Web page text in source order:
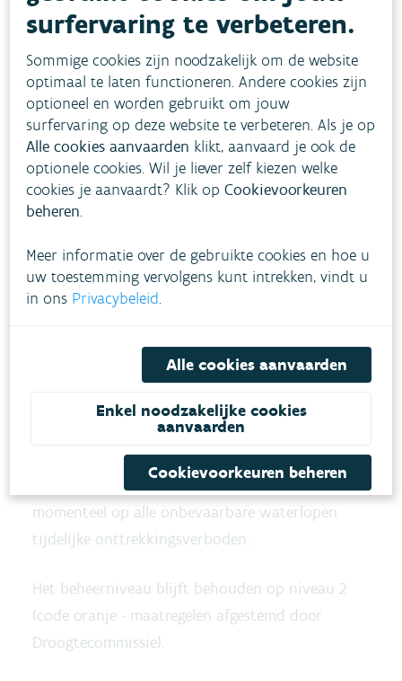
week weer wisselvallig met regen- en buienzones.
Hierdoor wordt verwacht dat de toestand niet
zal verergeren.
In heel Vlaanderen leveren waterbeheerders (o.a.
De Vlaamse Waterweg, provincies, polders en de
VMM) de noodzakelijke inspanningen met
verschillende waterbesparende maatregelen
dichtzetten watervangen, terugpompen van
schutwater, schutbeperkingen, …).
verschillende waterwegen tijdelijke onttrekkings-
en recreatieverboden. Ter bescherming van
waardevolle natuur gelden tijdelijke
onttrekkingsverboden in afgesloten meanders.
Op advies van de Droogtecommissie gelden
momenteel op alle onbevaarbare waterlopen
tijdelijke onttrekkingsverboden.
Het beheerniveau blijft behouden op niveau 2
(code oranje - maatregelen afgestemd door
Droogtecommissie).
surfervaring te verbeteren.
Sommige cookies zijn noodzakelijk om de website
optimaal te laten functioneren. Andere cookies zijn
optioneel en worden gebruikt om jouw
surfervaring op deze website te verbeteren. Als je op
Alle cookies aanvaarden klikt, aanvaard je ook de
optionele cookies. Wil je liever zelf kiezen welke
cookies je aanvaardt? Klik opCookievoorkeuren
beheren.
Meer informatie over de gebruikte cookies en hoe u
uw toestemming vervolgens kunt intrekken, vindt u
in ons Privacybeleid.
Alle cookies aanvaarden
Enkel noodzakelijke cookies
aanvaarden
Cookievoorkeuren beheren